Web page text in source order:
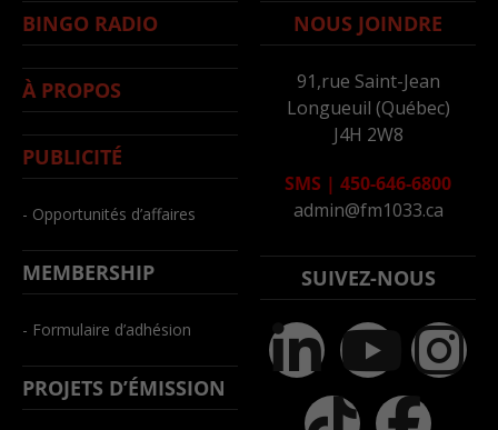
BINGO RADIO
À PROPOS
PUBLICITÉ
- Opportunités d’affaires
MEMBERSHIP
- Formulaire d’adhésion
PROJETS D’ÉMISSION
NOUS JOINDRE
91,rue Saint-Jean
Longueuil (Québec)
J4H 2W8
SMS | 450-646-6800
admin@fm1033.ca
SUIVEZ-NOUS